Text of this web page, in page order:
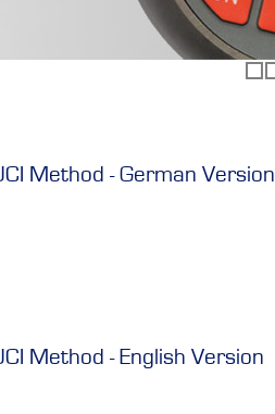
Method - German Version
Method - English Version